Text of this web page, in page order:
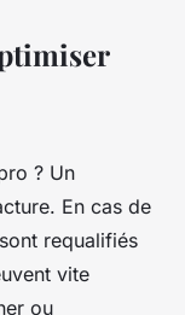
? Un
En cas de
requalifiés
vite
ou